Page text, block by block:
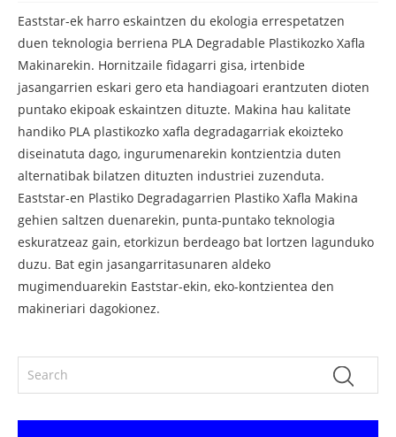
Eaststar-ek harro eskaintzen du ekologia errespetatzen
duen teknologia berriena PLA Degradable Plastikozko Xafla
Makinarekin. Hornitzaile fidagarri gisa, irtenbide
jasangarrien eskari gero eta handiagoari erantzuten dioten
puntako ekipoak eskaintzen dituzte. Makina hau kalitate
handiko PLA plastikozko xafla degradagarriak ekoizteko
diseinatuta dago, ingurumenarekin kontzientzia duten
alternatibak bilatzen dituzten industriei zuzenduta.
Eaststar-en Plastiko Degradagarrien Plastiko Xafla Makina
gehien saltzen duenarekin, punta-puntako teknologia
eskuratzeaz gain, etorkizun berdeago bat lortzen lagunduko
duzu. Bat egin jasangarritasunaren aldeko
mugimenduarekin Eaststar-ekin, eko-kontzientea den
makineriari dagokionez.